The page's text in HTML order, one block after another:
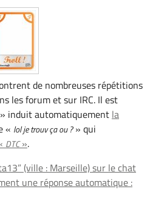
de nombreuses répétitions
les forum et sur IRC. Il est
induit automatiquement la
« lol je trouv ça ou ?» qui
DTC».
(ville : Marseille) sur le chat
une réponse automatique :